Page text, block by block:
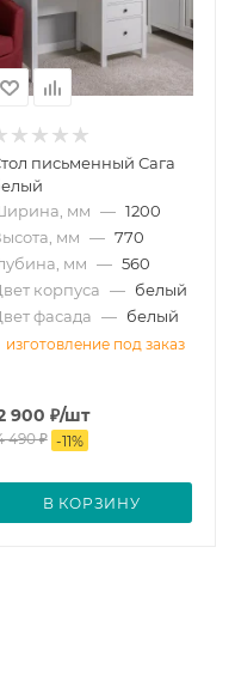
письменный Сага
мм — 1200
мм — 770
мм — 560
корпуса — белый
фасада — белый
изготовление под заказ
900 ₽/шт
490₽ -11%
В КОРЗИНУ